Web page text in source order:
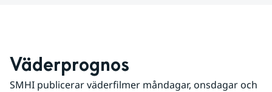
Väderprognos
SMHI publicerar väderfilmer måndagar, onsdagar och